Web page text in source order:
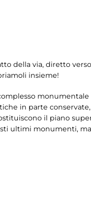
della via, diretto
insieme!
in parte
il piano
ultimi monumenti,